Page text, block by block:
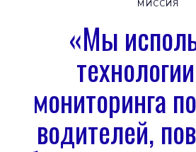
МИССИЯ
«Мы
мониторинга
водителей,